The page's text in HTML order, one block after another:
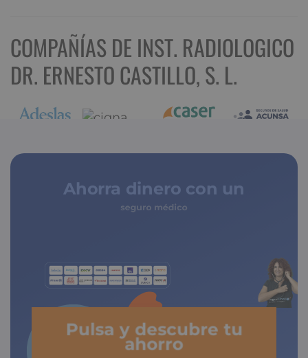
COMPAÑÍAS DE INST. RADIOLOGICO
DR. ERNESTO CASTILLO, S. L.
Ahorra dinero con un
seguro médico
Pulsa y descubre tu
ahorro